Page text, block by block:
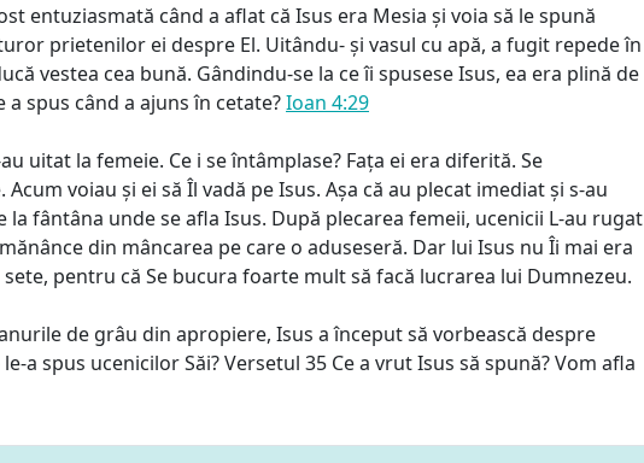
entuziasmată când a aflat că Isus era Mesia și voia să le spună
prietenilor ei despre El. Uitându- și vasul cu apă, a fugit repede în
vestea cea bună. Gândindu-se la ce îi spusese Isus, ea era plină de
a spus când a ajuns în cetate?Ioan 4:29
uitat la femeie. Ce i se întâmplase? Fața ei era diferită. Se
Acum voiau și ei să Îl vadă pe Isus. Așa că au plecat imediat și s-au
la fântâna unde se afla Isus. După plecarea femeii, ucenicii L-au rugat
din mâncarea pe care o aduseseră. Dar lui Isus nu Îi mai era
pentru că Se bucura foarte mult să facă lucrarea lui Dumnezeu.
de grâu din apropiere, Isus a început să vorbească despre
le-a spus ucenicilor Săi? Versetul 35 Ce a vrut Isus să spună? Vom afla